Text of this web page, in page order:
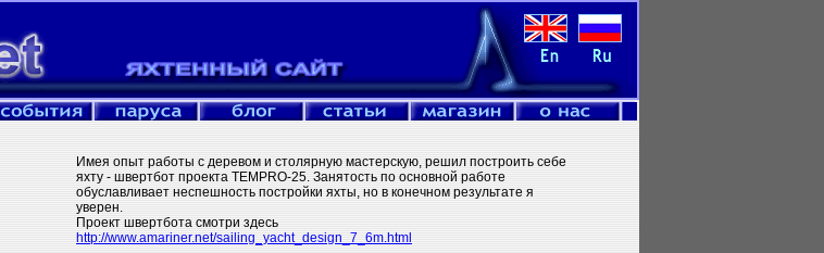
Имея опыт работы с деревом и столярную мастерскую, решил построить себе
яхту - швертбот проекта TEMPRO-25. Занятость по основной работе
обуславливает неспешность постройки яхты, но в конечном результате я
уверен.
Проект швертбота смотри здесь
http://www.amariner.net/sailing_yacht_design_7_6m.html